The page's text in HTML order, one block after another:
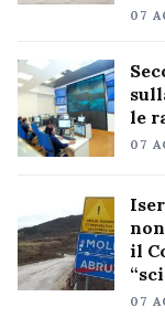
07
le
07
il
07